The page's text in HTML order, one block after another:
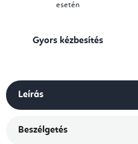
esetén
Gyors kézbesítés
Leírás
Beszélgetés